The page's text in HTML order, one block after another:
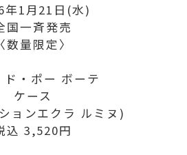
年1月21日(水)
国一斉発売
〈数量限定〉
ド・ポー ボーテ
ケース
ョンエクラ ルミヌ)
込 3,520円